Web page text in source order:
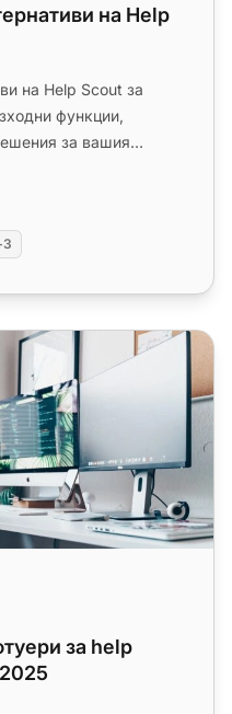
на Help
на Help Scout за
функции,
за вашия
help desk и ticketing
за help